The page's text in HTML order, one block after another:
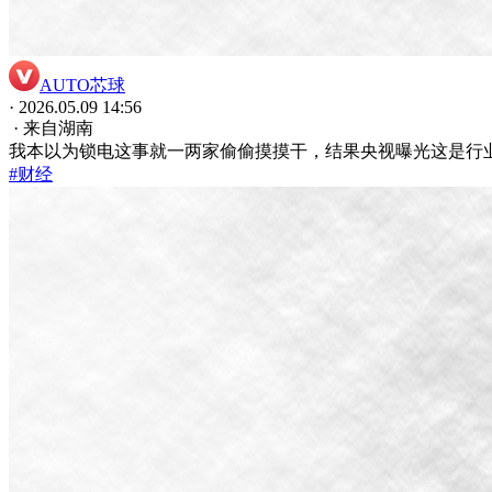
AUTO芯球
· 2026.05.09 14:56
· 来自湖南
我本以为锁电这事就一两家偷偷摸摸干，结果央视曝光这是行
#财经